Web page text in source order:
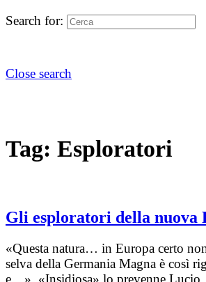
Search for:
Close search
Tag: Esploratori
Gli esploratori della nuova
«Questa natura… in Europa certo
selva della Germania Magna è così